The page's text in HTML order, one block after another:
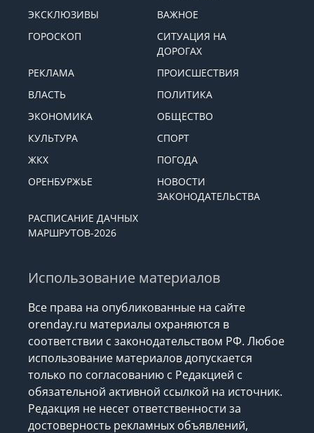
ЭКСКЛЮЗИВЫ
ВАЖНОЕ
ГОРОСКОП
СИТУАЦИЯ НА
ДОРОГАХ
РЕКЛАМА
ПРОИСШЕСТВИЯ
ВЛАСТЬ
ПОЛИТИКА
ЭКОНОМИКА
ОБЩЕСТВО
КУЛЬТУРА
СПОРТ
ЖКХ
ПОГОДА
ОРЕНБУРЖЬЕ
НОВОСТИ
ЗАКОНОДАТЕЛЬСТВА
РАСПИСАНИЕ ДАЧНЫХ
МАРШРУТОВ-2026
Использование материалов
Все права на опубликованные на сайте
orenday.ru материалы охраняются в
соответствии с законодательством РФ. Любое
использование материалов допускается
только по согласованию с Редакцией с
обязательной активной ссылкой на источник.
Редакция не несет ответственности за
достоверность рекламных объявлений,